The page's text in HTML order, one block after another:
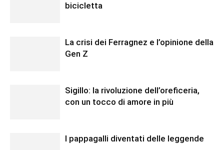
bicicletta
La crisi dei Ferragnez e l’opinione della
Gen Z
Sigillo: la rivoluzione dell’oreficeria,
con un tocco di amore in più
I pappagalli diventati delle leggende